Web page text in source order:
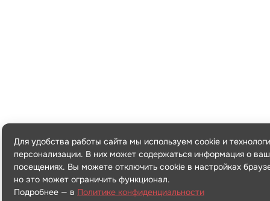
Для удобства работы сайта мы используем cookie и
персонализации. В них может содержаться информация о
посещениях. Вы можете отключить cookie в настройках
но это может ограничить функционал.
Подробнее — в Политике конфиденциальности